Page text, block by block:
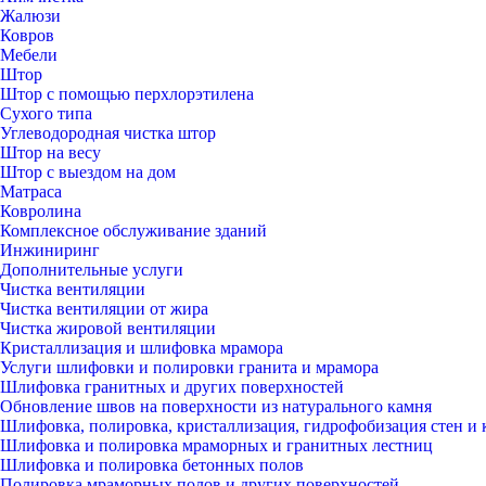
Жалюзи
Ковров
Мебели
Штор
Штор с помощью перхлорэтилена
Сухого типа
Углеводородная чистка штор
Штор на весу
Штор с выездом на дом
Матраса
Ковролина
Комплексное обслуживание зданий
Инжиниринг
Дополнительные услуги
Чистка вентиляции
Чистка вентиляции от жира
Чистка жировой вентиляции
Кристаллизация и шлифовка мрамора
Услуги шлифовки и полировки гранита и мрамора
Шлифовка гранитных и других поверхностей
Обновление швов на поверхности из натурального камня
Шлифовка, полировка, кристаллизация, гидрофобизация стен и
Шлифовка и полировка мраморных и гранитных лестниц
Шлифовка и полировка бетонных полов